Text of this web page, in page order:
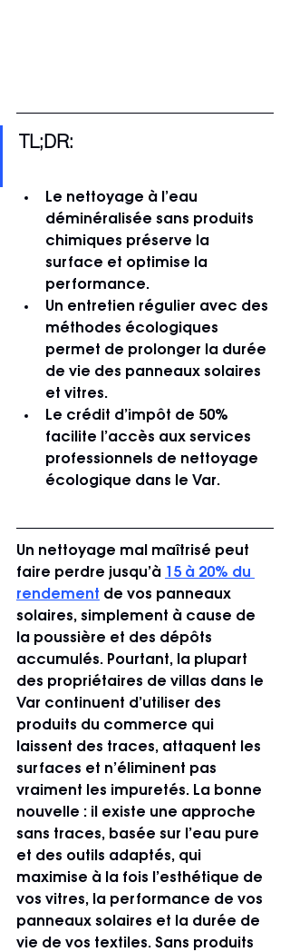
TL;DR:
Le nettoyage à l’eau
déminéralisée sans produits
chimiques préserve la
surface et optimise la
performance.
Un entretien régulier avec des
méthodes écologiques
permet de prolonger la durée
de vie des panneaux solaires
et vitres.
Le crédit d’impôt de 50%
facilite l’accès aux services
professionnels de nettoyage
écologique dans le Var.
Un nettoyage mal maîtrisé peut
faire perdre jusqu’à
15 à 20% du
rendement de vos panneaux
solaires, simplement à cause de
la poussière et des dépôts
accumulés. Pourtant, la plupart
des propriétaires de villas dans le
Var continuent d’utiliser des
produits du commerce qui
laissent des traces, attaquent les
surfaces et n’éliminent pas
vraiment les impuretés. La bonne
nouvelle : il existe une approche
sans traces, basée sur l’eau pure
et des outils adaptés, qui
maximise à la fois l’esthétique de
vos vitres, la performance de vos
panneaux solaires et la durée de
vie de vos textiles. Sans produits